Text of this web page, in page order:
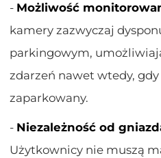
- Możliwość
kamery zazwyczaj
parkingowym,
zdarzeń nawet wtedy,
zaparkowany.
- Niezależność od
Użytkownicy nie muszą